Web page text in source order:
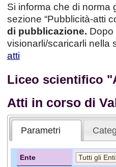
Si informa che di norma
sezione “Pubblicità-atti
di pubblicazione. Dopo
visionarli/scaricarli nella
atti
Liceo scientifico
Atti in corso di
Parametri
Ente